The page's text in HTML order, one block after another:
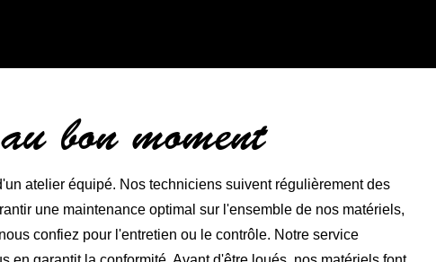
bon moment
atelier équipé. Nos techniciens suivent régulièrement des
une maintenance optimal sur l'ensemble de nos matériels,
confiez pour l'entretien ou le contrôle. Notre service